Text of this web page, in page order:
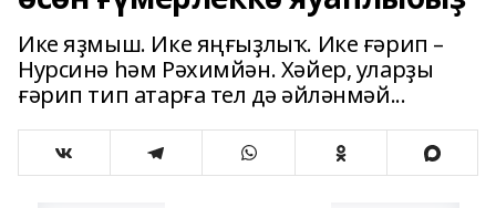
Ике яҙмыш. Ике яңғыҙлыҡ. Ике ғәрип –
Нурсинә һәм Рәхимйән. Хәйер, уларҙы
ғәрип тип атарға тел дә әйләнмәй...